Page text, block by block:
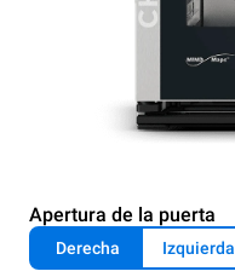
Apertura de la puerta
Derecha Izquierda